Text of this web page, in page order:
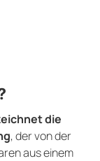
die
, der von der
aus einem